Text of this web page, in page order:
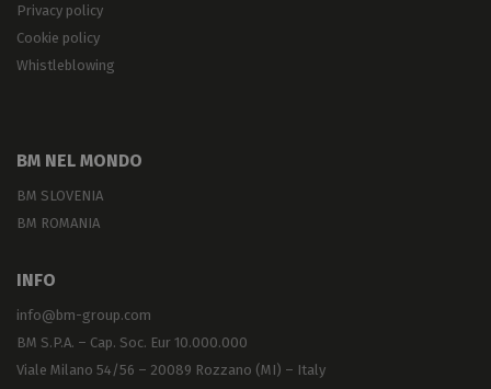
Privacy policy
Cookie policy
Whistleblowing
BM NEL MONDO
BM SLOVENIA
BM ROMANIA
INFO
info@bm-group.com
BM S.P.A. – Cap. Soc. Eur 10.000.000
Viale Milano 54/56 – 20089 Rozzano (MI) – Italy